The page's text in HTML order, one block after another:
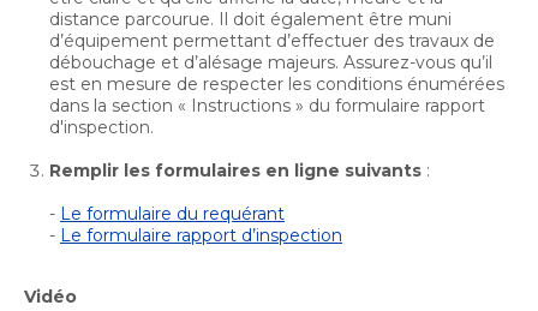
Projets particuliers
Projets particuliers
Ouvre
dans
une
nouvelle
Règlements municipaux
Règlements municipaux
fenêtre
Gestion des matières résiduelles
Approvisionnement
Approvisionnement
Bureau de l’éthique et de l’inspection
contractuelle
Bureau de l’éthique et de l’inspection
contractuelle
Ouvre
nouvelle
fenêtre
Bureau protecteur citoyen
Bureau protecteur citoyen
Centre-ville de Longueuil
Cour municipale et contravention
Gouvernance et saine gestion
Calendrier des événements
distance parcourue. Il doit également être muni
d’équipement permettant d’effectuer des travaux de
débouchage et d’alésage majeurs. Assurez-vous qu’il
est en mesure de respecter les conditions énumérées
dans la section « Instructions » du formulaire rapport
d'inspection.
Remplir les formulaires en ligne suivants :
- Le formulaire du requérant
- Le formulaire rapport d’inspection
Vidéo